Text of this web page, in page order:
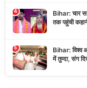
4
Bihar: चार
तक पहुंची
5
Bihar: विश्व
में तुम्दा, संग